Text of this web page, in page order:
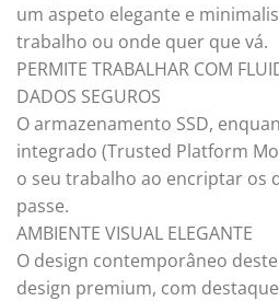
um aspeto elegante e
trabalho ou onde quer que vá.
PERMITE TRABALHAR COM
DADOS SEGUROS
O armazenamento SSD,
integrado (Trusted Platform
o seu trabalho ao encriptar os
passe.
AMBIENTE VISUAL ELEGANTE
O design contemporâneo
design premium, com